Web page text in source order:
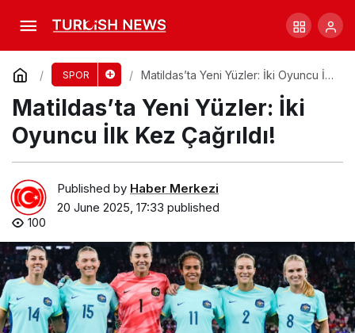
SPOR
Matildas’ta Yeni Yüzler: İki Oyuncu İlk
Matildas’ta Yeni Yüzler: İki
Oyuncu İlk Kez Çağrıldı!
Published by Haber Merkezi
20 June 2025, 17:33 published
100
Will Skelton, Lions Serisi için Hedefe
Kilitlenmiş
Comment